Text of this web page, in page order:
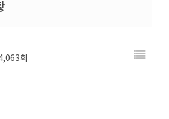
회